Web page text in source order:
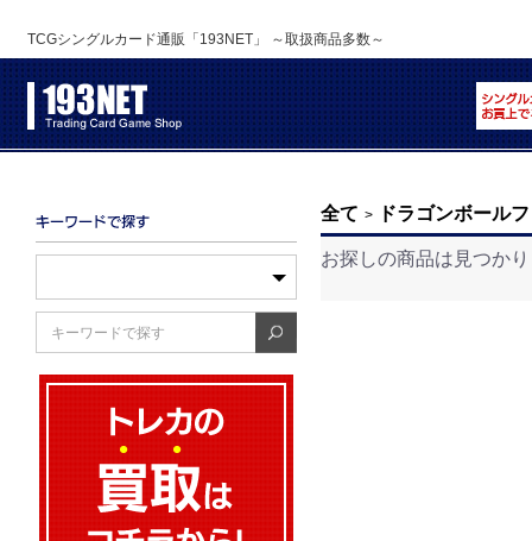
TCGシングルカード通販「193NET」 ～取扱商品多数～
全て > ドラゴンボール
お探しの商品は見つか